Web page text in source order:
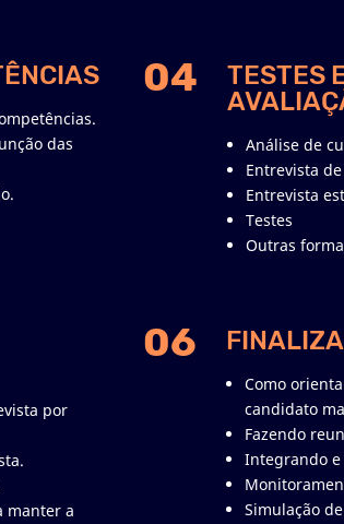
das
04
TESTES
Análise de
Entrevista
Entrevista
Testes
Outras
por
manter a
06
Como
candidato
Fazendo
Integrando
Simulação